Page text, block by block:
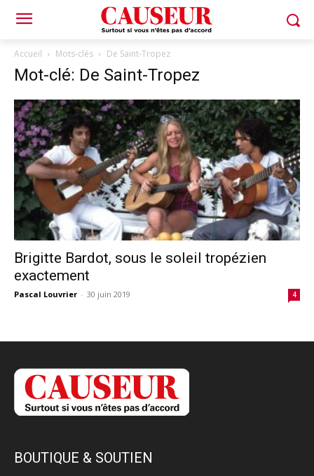
Accueil Mots-clés De Saint-Tropez
Mot-clé: De Saint-Tropez
Brigitte Bardot, sous le soleil tropézien
exactement
Pascal Louvrier - 30 juin 2019 4
BOUTIQUE & SOUTIEN